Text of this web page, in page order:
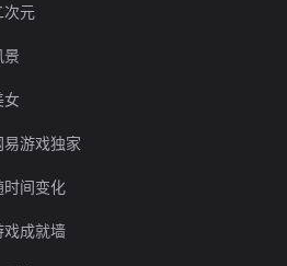
次元
景
女
易游戏独家
时间变化
戏成就墙